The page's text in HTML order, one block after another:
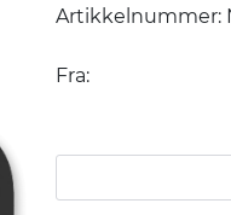
Artikkelnummer:
Fra: